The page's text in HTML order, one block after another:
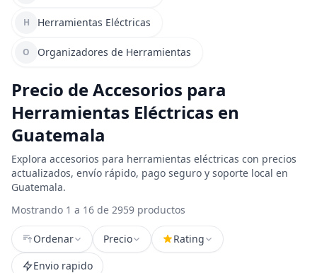
H Herramientas Eléctricas
O Organizadores de Herramientas
Precio de Accesorios para
Herramientas Eléctricas en
Guatemala
Explora accesorios para herramientas eléctricas con precios
actualizados, envío rápido, pago seguro y soporte local en
Guatemala.
Mostrando 1 a 16 de 2959 productos
Ordenar Precio
Rating
Envio rapido